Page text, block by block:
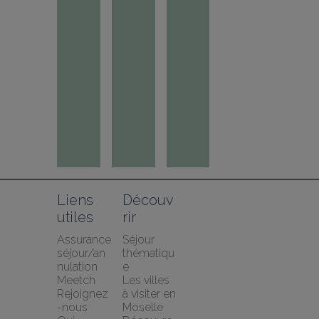
Liens
utiles
Assurance
séjour/an
nulation
Meetch
Rejoignez
-nous
Découv
rir
Séjour
thématiqu
e
Les villes
à visiter en
Moselle